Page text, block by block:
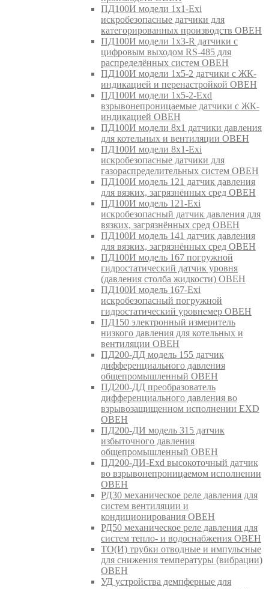
ПД100И модели 1х1-Exi
искробезопасные датчики для
категорированных производств ОВЕН
ПД100И модели 1х3-R датчики с
цифровым выходом RS-485 для
распределённых систем ОВЕН
ПД100И модели 1х5-2 датчики с ЖК-
индикацией и перенастройкой ОВЕН
ПД100И модели 1х5-2-Exd
взрывонепроницаемые датчики с ЖК-
индикацией ОВЕН
ПД100И модели 8х1 датчики давления
для котельных и вентиляции ОВЕН
ПД100И модели 8х1-Exi
искробезопасные датчики для
газораспределительных систем ОВЕН
ПД100И модель 121 датчик давления
для вязких, загрязнённых сред ОВЕН
ПД100И модель 121-Exi
искробезопасный датчик давления для
вязких, загрязнённых сред ОВЕН
ПД100И модель 141 датчик давления
для вязких, загрязнённых сред ОВЕН
ПД100И модель 167 погружной
гидростатический датчик уровня
(давления столба жидкости) ОВЕН
ПД100И модель 167-Exi
искробезопасный погружной
гидростатический уровнемер ОВЕН
ПД150 электронный измеритель
низкого давления для котельных и
вентиляции ОВЕН
ПД200-ДД модель 155 датчик
дифференциального давления
общепромышленный ОВЕН
ПД200-ДД преобразователь
дифференциального давления во
взрывозащищенном исполнении EXD
ОВЕН
ПД200-ДИ модель 315 датчик
избыточного давления
общепромышленный ОВЕН
ПД200-ДИ-Exd высокоточный датчик
во взрывонепроницаемом исполнении
ОВЕН
РД30 механическое реле давления для
систем вентиляции и
кондиционирования ОВЕН
РД50 механическое реле давления для
систем тепло- и водоснабжения ОВЕН
ТО(И) трубки отводные и импульсные
для снижения температуры (вибрации)
ОВЕН
УД устройства демпферные для